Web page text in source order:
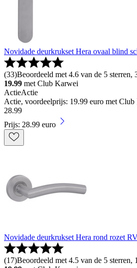
Novidade deurkrukset Hera ovaal blind
(33)Beoordeeld met 4.6 van de 5 sterren,
19.99 met Club Karwei
ActieActie
Actie, voordeelprijs: 19.99 euro met
28.99
Prijs: 28.99 euro
Novidade deurkrukset Hera rond rozet
(17)Beoordeeld met 4.5 van de 5 sterren,